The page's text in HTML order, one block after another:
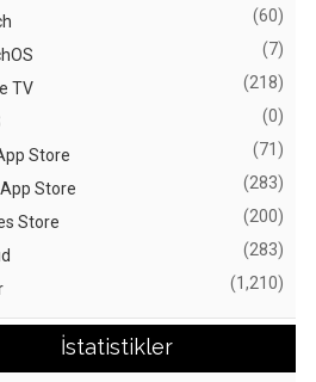
(60)
(7)
TV (218)
(0)
Store (71)
Store (283)
Store (200)
(283)
(1,210)
İstatistikler